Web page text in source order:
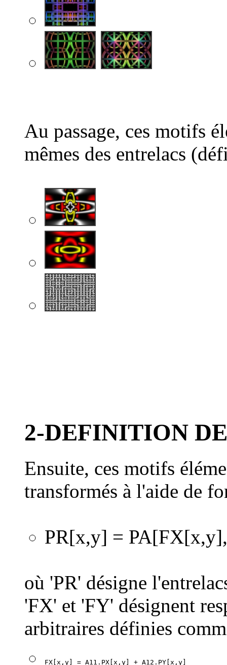
Au passage, ces motifs
mêmes des entrelacs
2-DEFINITION
Ensuite, ces motifs
transformés à l'aide de
PR[x,y] =
où 'PR' désigne
'FX' et 'FY' désignent
arbitraires définies